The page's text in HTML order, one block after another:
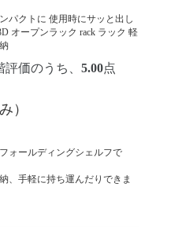
パクトに 使用時にサッと出し
オープンラック rack ラック 軽
価のうち、 5.00点
）
ォールディングシェルフで
、手軽に持ち運んだりできま